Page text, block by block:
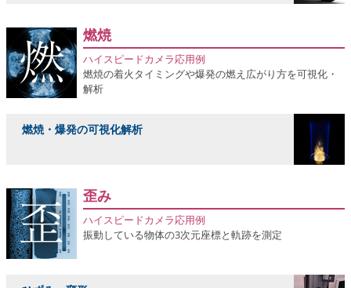
燃焼
ハイスピードカメラ応用例
燃焼の着火タイミングや爆発の燃え広がり方を可視化・
解析
燃焼・爆発の可視化解析
歪み
ハイスピードカメラ応用例
振動している物体の3次元座標と軌跡を測定